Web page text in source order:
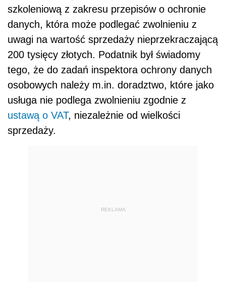
szkoleniową z zakresu przepisów o ochronie
danych, która może podlegać zwolnieniu z
uwagi na wartość sprzedaży nieprzekraczającą
200 tysięcy złotych. Podatnik był świadomy
tego, że do zadań inspektora ochrony danych
osobowych należy m.in. doradztwo, które jako
usługa nie podlega zwolnieniu zgodnie z
ustawą o VAT, niezależnie od wielkości
sprzedaży.
REKLAMA